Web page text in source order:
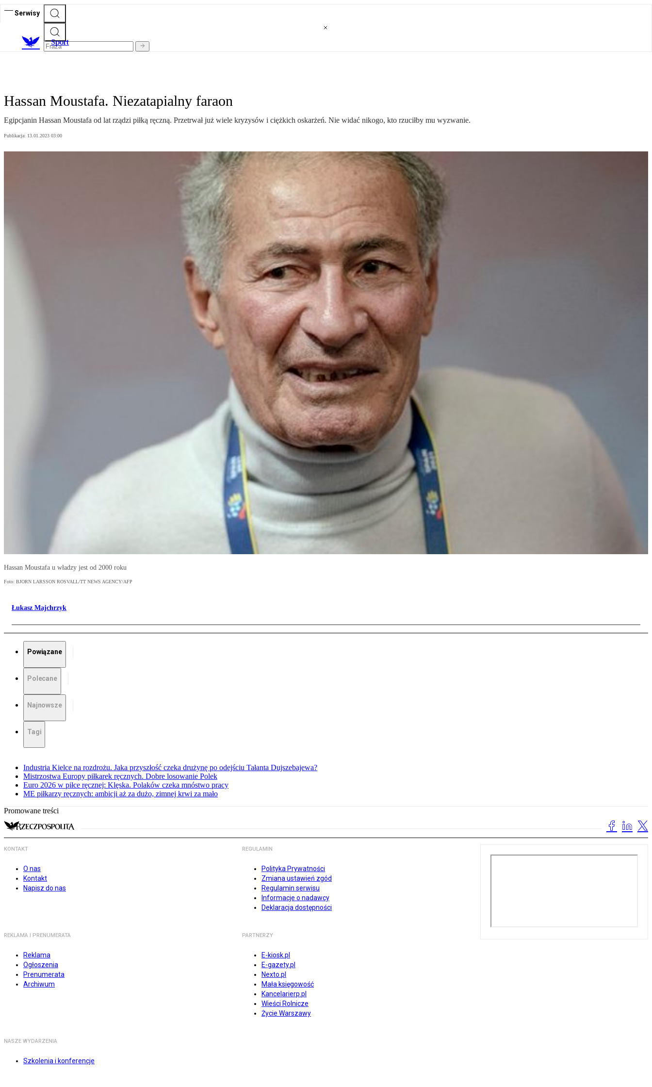
Serwisy
Sport
Hassan Moustafa. Niezatapialny faraon
Egipcjanin Hassan Moustafa od lat rządzi piłką ręczną. Przetrwał już wiele kryzysów i ciężkich oskarżeń. Nie widać nikogo, kto rzuciłby mu wyzwanie.
Publikacja: 13.01.2023 03:00
Hassan Moustafa u władzy jest od 2000 roku
Foto: BJORN LARSSON ROSVALL/TT NEWS AGENCY/AFP
Łukasz Majchrzyk
Powiązane
Polecane
Najnowsze
Tagi
Industria Kielce na rozdrożu. Jaka przyszłość czeka drużynę po odejściu Tałanta Dujszebajewa?
Mistrzostwa Europy piłkarek ręcznych. Dobre losowanie Polek
Euro 2026 w piłce ręcznej: Klęska. Polaków czeka mnóstwo pracy
ME piłkarzy ręcznych: ambicji aż za dużo, zimnej krwi za mało
Promowane treści
KONTAKT
O nas
Kontakt
Napisz do nas
REGULAMIN
Polityka Prywatności
Zmiana ustawień zgód
Regulamin serwisu
Informacje o nadawcy
Deklaracja dostępności
REKLAMA I PRENUMERATA
Reklama
Ogłoszenia
Prenumerata
Archiwum
PARTNERZY
E-kiosk.pl
E-gazety.pl
Nexto.pl
Mała księgowość
Kancelarierp.pl
Wieści Rolnicze
Życie Warszawy
NASZE WYDARZENIA
Szkolenia i konferencje